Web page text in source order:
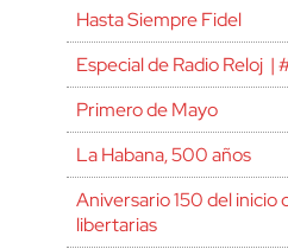
Hasta Siempre Fidel
Especial de Radio Reloj
Primero de Mayo
La Habana, 500 años
Aniversario 150 del inicio
libertarias